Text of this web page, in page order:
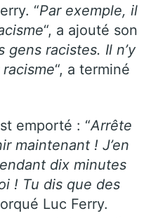
“Par exemple, il
“, a ajouté son
gens racistes. Il n’y
“, a terminé
emporté : “Arrête
maintenant ! J’en
dix minutes
! Tu dis que des
Luc Ferry.